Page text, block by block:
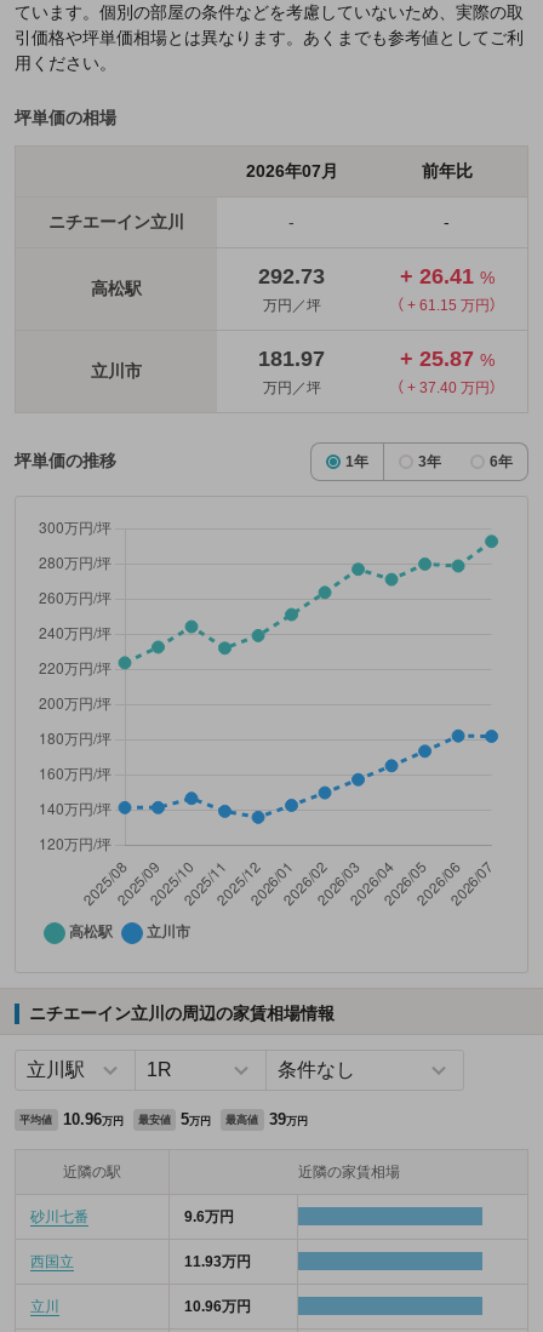
ています。個別の部屋の条件などを考慮していないため、実際の取
引価格や坪単価相場とは異なります。あくまでも参考値としてご利
用ください。
坪単価の相場
2026年07月 前年比
ニチエーイン立川 - -
高松駅 292.73
万円／坪
+ 26.41 %
（ + 61.15 万円）
立川市 181.97
万円／坪
+ 25.87 %
（ + 37.40 万円）
坪単価の推移 1年 3年 6年
ニチエーイン立川の周辺の家賃相場情報
平均値 10.96万円 最安値 5万円 最高値 39万円
近隣の駅 近隣の家賃相場
砂川七番 9.6万円
西国立 11.93万円
立川 10.96万円